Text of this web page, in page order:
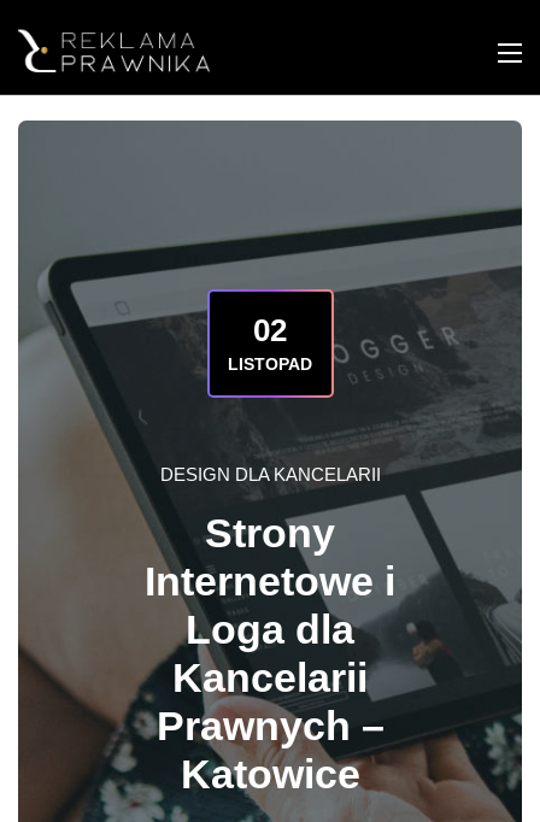
02
LISTOPAD
DESIGN DLA KANCELARII
Strony
Internetowe i
Loga dla
Kancelarii
Prawnych –
Katowice